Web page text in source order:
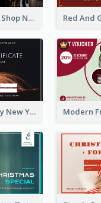
Brown Cloth Shop New Year Sale Gift Card
Brown Happy New Year Shopping Sale Gift Card